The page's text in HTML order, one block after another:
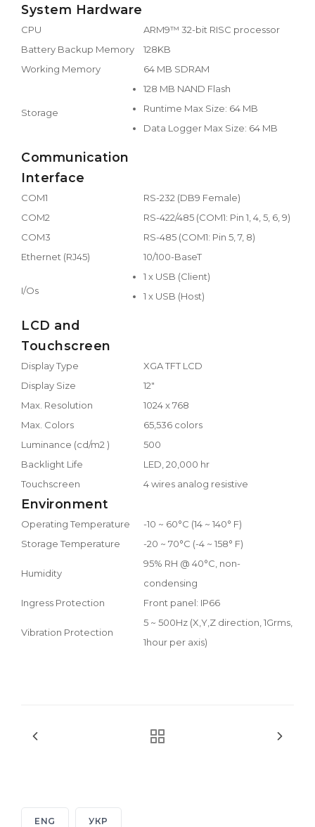
System Hardware
CPU
ARM9™ 32-bit RISC processor
Battery Backup Memory
128KB
Working Memory
64 MB SDRAM
Storage
128 MB NAND Flash
Runtime Max Size: 64 MB
Data Logger Max Size: 64 MB
Communication
Interface
COM1
RS-232 (DB9 Female)
COM2
RS-422/485 (COM1: Pin 1, 4, 5, 6, 9)
COM3
RS-485 (COM1: Pin 5, 7, 8)
Ethernet (RJ45)
10/100-BaseT
I/Os
1 x USB (Client)
1 x USB (Host)
LCD and
Touchscreen
Display Type
XGA TFT LCD
Display Size
12"
Max. Resolution
1024 x 768
Max. Colors
65,536 colors
Luminance (cd/m2 )
500
Backlight Life
LED, 20,000 hr
Touchscreen
4 wires analog resistive
Environment
Operating Temperature
-10 ~ 60°C (14 ~ 140° F)
Storage Temperature
-20 ~ 70°C (-4 ~ 158° F)
Humidity
95% RH @ 40°C, non-
condensing
Ingress Protection
Front panel: IP66
Vibration Protection
5 ~ 500Hz (X,Y,Z direction, 1Grms,
1hour per axis)
ENG УКР